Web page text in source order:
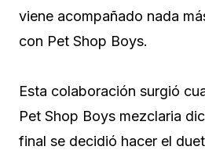
viene acompañado nada
con Pet Shop Boys.
Esta colaboración surgió
Pet Shop Boys mezclaria
final se decidió hacer el